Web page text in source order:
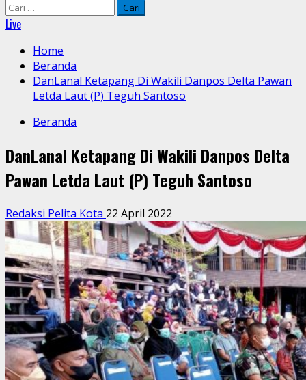
Cari
untuk:
Live
Home
Beranda
DanLanal Ketapang Di Wakili Danpos Delta Pawan
Letda Laut (P) Teguh Santoso
Beranda
DanLanal Ketapang Di Wakili Danpos Delta
Pawan Letda Laut (P) Teguh Santoso
Redaksi Pelita Kota 22 April 2022